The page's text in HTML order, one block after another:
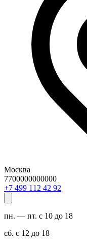
Москва
7700000000000
29 24 211 994 7+
пн. — пт. с 10 до 18
сб. с 12 до 18